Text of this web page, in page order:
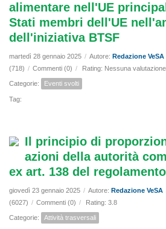
alimentare nell'UE
Stati membri dell'UE
dell'iniziativa BTSF
martedì 28 gennaio 2025 / Autore: Redazione VeSA
(718) / Commenti (0) / Rating: Nessuna valutazione
Categorie: Eventi svolti
Tag:
Il principio di
azioni della autorità
ex art. 138 del
giovedì 23 gennaio 2025 / Autore: Redazione VeSA
(6027) / Commenti (0) / Rating: 3.8
Categorie: Attività trasversali